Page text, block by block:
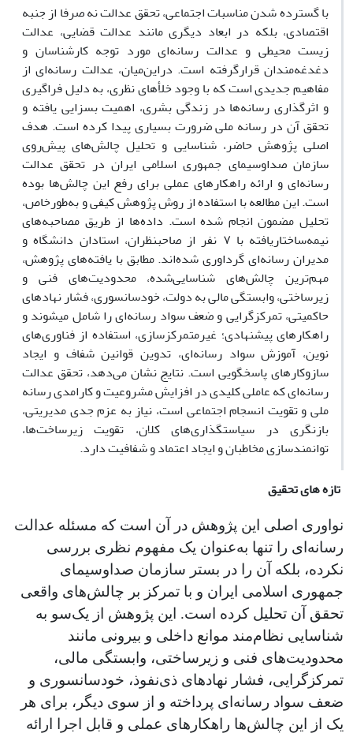
با گسترده شدن مناسبات اجتماعی، تحقق عدالت نه صرفا از جنبه
اقتصادی، بلکه در ابعاد دیگری مانند عدالت قضایی، عدالت
زیست محیطی و عدالت رسانه‌ای مورد توجه کارشناسان و
دغدغه‌مندان قرارگرفته است. دراین‌میان، عدالت رسانه‌ای از
مفاهیم جدیدی است که با وجود خلأهای نظری، به دلیل فراگیری
و اثرگذاری رسانه‌ها در زندگی بشری، اهمیت بسزایی یافته و
تحقق آن در رسانه ملی ضرورت بسیاری پیدا کرده است. هدف
اصلی پژوهش حاضر، شناسایی و تحلیل چالش‌های پیش‌روی
سازمان صداوسیمای جمهوری اسلامی ایران در تحقق عدالت
رسانه‌ای و ارائه راهکارهای عملی برای رفع این چالش‌ها بوده
است. این مطالعهبا استفاده از روش پژوهش کیفی و به‌طورخاص،
تحلیل مضمون انجام شده است. داده‌ها از طریق مصاحبه‌های
نیمه‌ساختاریافته با ۷ نفر از صاحبنظران، استادان دانشگاه و
مدیران رسانه‌ای گرداوری شده‌اند. مطابق با یافته‌های پژوهش،
مهم‌ترین چالش‌های شناسایی‌شده، محدودیت‌های فنی و
زیرساختی، وابستگی مالی به دولت، خودسانسوری، فشار نهادهای
حاکمیتی، تمرکزگرایی و ضعف سواد رسانه‌ای را شامل می­شوند و
راهکارهای پیشنهادی؛ غیرمتمرکزسازی، استفاده از فناوری‌های
نوین، آموزش سواد رسانه‌ای، تدوین قوانین شفاف و ایجاد
سازوکارهای پاسخگویی است. نتایج نشان می‌دهد، تحقق عدالت
رسانه‌ای که عاملی کلیدی در افزایش مشروعیت و کارامدی رسانه
ملی و تقویت انسجام اجتماعی است، نیاز به عزم جدی مدیریتی،
بازنگری در سیاستگذاری‌های کلان، تقویت زیرساخت‌ها،
توانمندسازی مخاطبان و ایجاد اعتماد و شفافیت دارد.
تازه های تحقیق
نواوری اصلی این پژوهش در آن است که مسئله عدالت
رسانه‌ای را تنها به‌عنوان یک مفهوم نظری بررسی
نکرده، بلکه آن را در بستر سازمان صداوسیمای
جمهوری اسلامی ایران و با تمرکز بر چالش‌های واقعی
تحقق آن تحلیل کرده است. این پژوهش از یک‌سو به
شناسایی نظام‌مند موانع داخلی و بیرونی مانند
محدودیت‌های فنی و زیرساختی، وابستگی مالی،
تمرکزگرایی، فشار نهادهای ذی‌نفوذ، خودسانسوری و
ضعف سواد رسانه‌ای پرداخته و از سوی دیگر، برای هر
یک از این چالش‌ها راهکارهای عملی و قابل اجرا ارائه